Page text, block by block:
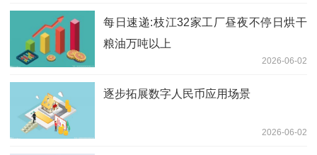
每日速递:枝江32家工厂昼夜不停日烘干
粮油万吨以上
2026-06-02
逐步拓展数字人民币应用场景
2026-06-02